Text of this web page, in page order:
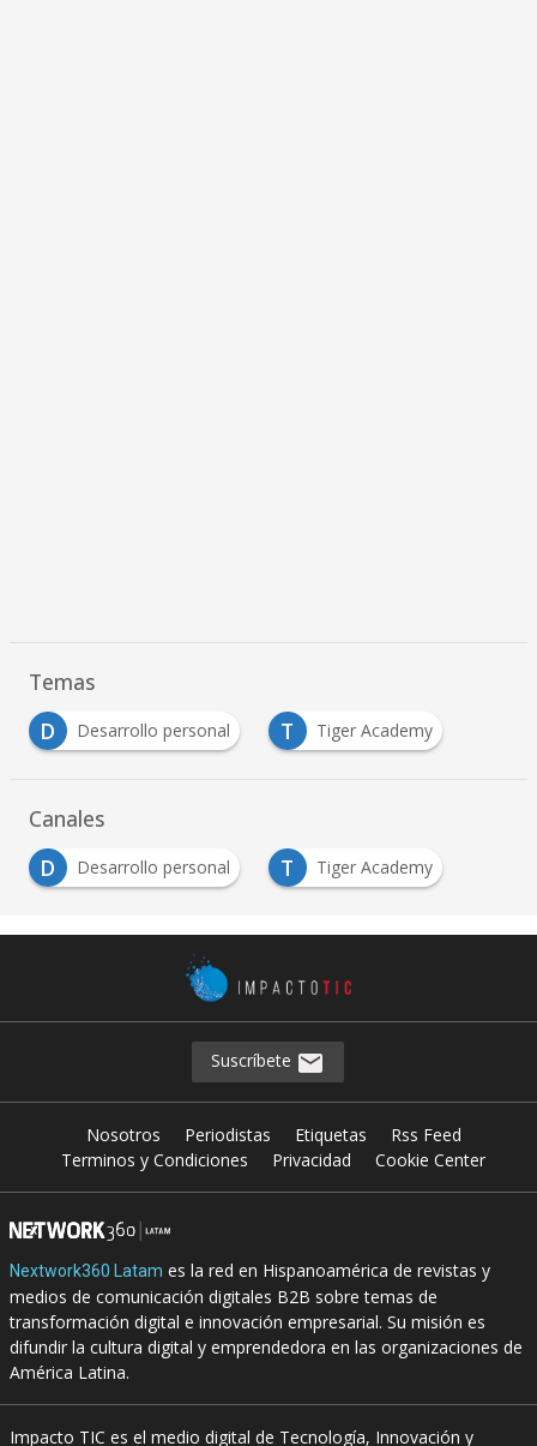
Temas
D
Desarrollo personal T Tiger Academy
Canales
D
Desarrollo personal T Tiger Academy
Suscríbete
Nosotros Periodistas Etiquetas
Rss Feed
Terminos y Condiciones
Privacidad Cookie Center
Nextwork360 Latam es la red en Hispanoamérica de revistas y
medios de comunicación digitales B2B sobre temas de
transformación digital e innovación empresarial. Su misión es
difundir la cultura digital y emprendedora en las organizaciones de
América Latina.
Impacto TIC es el medio digital de Tecnología, Innovación y